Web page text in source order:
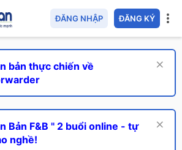
ĐĂNG NHẬP ĐĂNG KÝ
bản thực chiến về
Bản F&B " 2 buổi online - tự
nghề!